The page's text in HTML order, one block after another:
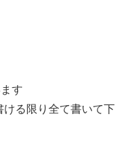
す
る限り全て書いて下